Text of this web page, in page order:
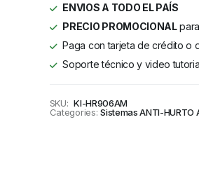
ENVIOS A TODO EL PAÍS
PRECIO PROMOCIONAL
Paga con tarjeta de crédito o
Soporte técnico y video
SKU: KI-HR906AM
Categories: Sistemas ANTI-HURTO